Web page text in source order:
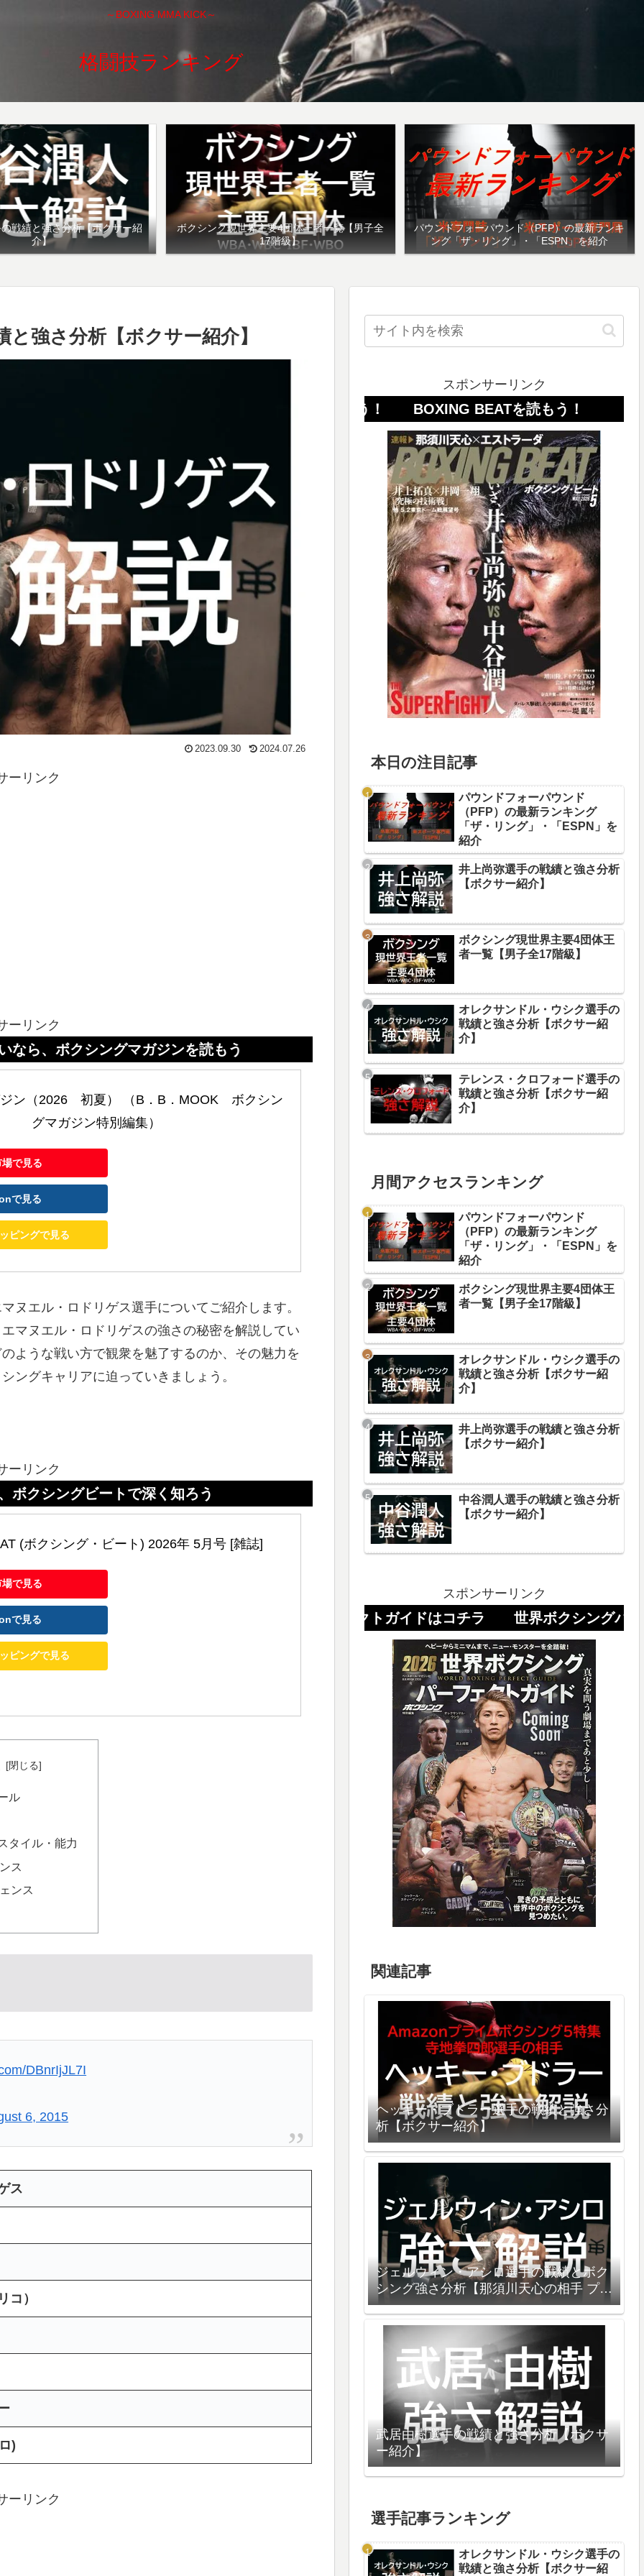
～BOXING MMA KICK～
格闘技ランキング
戦績と強さ分析【ボクサー紹
介】
ボクシング現世界主要4団体王者一覧【男子全
17階級】
パウンドフォーパウンド（PFP）の最新ランキ
ング「ザ・リング」・「ESPN」を紹介
強さ分析【ボクサー紹介】
2023.09.30 2024.07.26
ーリンク
ーリンク
シングマガジンを読もう
ン（2026　初夏） （B．B．MOOK　ボクシン
グマガジン特別編集）
で見る
で見る
ピングで見る
ヌエル・ロドリゲス選手についてご紹介します。
マヌエル・ロドリゲスの強さの秘密を解説してい
ような戦い方で観衆を魅了するのか、その魅力を
ングキャリアに迫っていきましょう。
ーリンク
ビートで深く知ろう
(ボクシング・ビート) 2026年 5月号 [雑誌]
で見る
で見る
ピングで見る
ル
タイル・能力
ス
ンス
DBnrIjJL7I
6, 2015
ス
コ）
)
ーリンク
スポンサーリンク
ボクシングビートを読もう！ BOXING BEATを読もう！
本日の注目記事
パウンドフォーパウンド
（PFP）の最新ランキング
「ザ・リング」・「ESPN」を
紹介
井上尚弥選手の戦績と強さ分析
【ボクサー紹介】
ボクシング現世界主要4団体王
者一覧【男子全17階級】
オレクサンドル・ウシク選手の
戦績と強さ分析【ボクサー紹
介】
テレンス・クロフォード選手の
戦績と強さ分析【ボクサー紹
介】
月間アクセスランキング
パウンドフォーパウンド
（PFP）の最新ランキング
「ザ・リング」・「ESPN」を
紹介
ボクシング現世界主要4団体王
者一覧【男子全17階級】
オレクサンドル・ウシク選手の
戦績と強さ分析【ボクサー紹
介】
井上尚弥選手の戦績と強さ分析
【ボクサー紹介】
中谷潤人選手の戦績と強さ分析
【ボクサー紹介】
スポンサーリンク
世界ボクシングパーフェクトガイドはコチラ 世界ボクシングパーフェク
関連記事
ヘッキー・ブドラー選手の戦績と強さ分
析【ボクサー紹介】
ジェルウィン・アシロ選手の戦績とボク
シング強さ分析【那須川天心の相手 プラ
イムボクシング１０】
武居由樹選手の戦績と強さ分析【ボクサ
ー紹介】
選手記事ランキング
オレクサンドル・ウシク選手の
戦績と強さ分析【ボクサー紹